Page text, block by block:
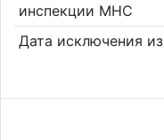
инспекции МНС
Дата исключения из